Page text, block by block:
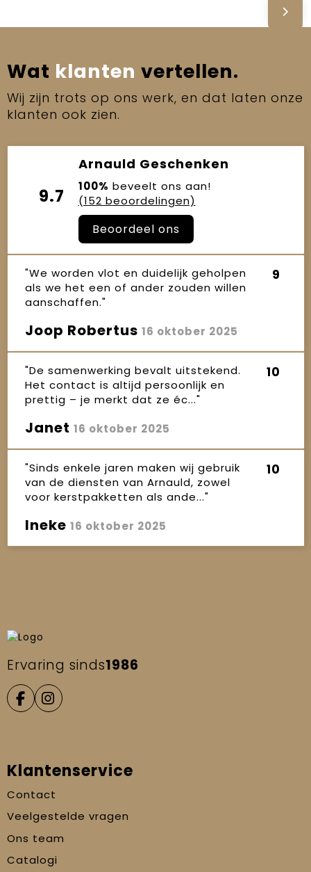
Wat klanten vertellen.
Wij zijn trots op ons werk, en dat laten onze
klanten ook zien.
9.7
Arnauld Geschenken
100% beveelt ons aan!
(152 beoordelingen)
Beoordeel ons
"We worden vlot en duidelijk geholpen
als we het een of ander zouden willen
aanschaffen."
9
Joop Robertus 16 oktober 2025
"De samenwerking bevalt uitstekend.
Het contact is altijd persoonlijk en
prettig – je merkt dat ze éc..."
10
Janet 16 oktober 2025
"Sinds enkele jaren maken wij gebruik
van de diensten van Arnauld, zowel
voor kerstpakketten als ande..."
10
Ineke 16 oktober 2025
Ervaring sinds1986
Klantenservice
Contact
Veelgestelde vragen
Ons team
Catalogi